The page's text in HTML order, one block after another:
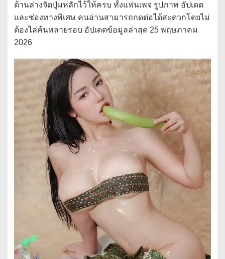
ด้านล่างจัดปุ่มหลักไว้ให้ครบ ทั้งแฟนเพจ รูปภาพ อัปเดต
และช่องทางพิเศษ คนอ่านสามารถกดต่อได้สะดวกโดยไม่
ต้องไล่ค้นหลายรอบ อัปเดตข้อมูลล่าสุด 25 พฤษภาคม
2026